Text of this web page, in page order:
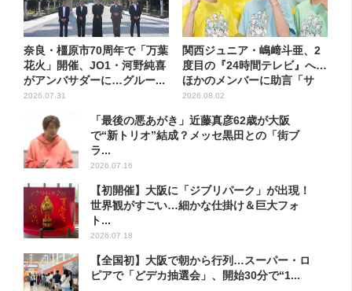
奈良・橿原市70周年で「万葉
花火」開催、JO1・河野純喜
がアンバサダーに…グルー...
2026.07.31
関西ジュニア・嶋﨑斗亜、2
度目の『24時間テレビ』へ…
ほかのメンバーに助言「サ
ポ...
2026.08.02
「最後の悪あがき」近藤真彦62歳が大阪
で“新トリオ”結成？メッセ黒田との「街ブ
ラ...
2026.07.16
【初開催】大阪に「ジブリパーク」が出現！
世界観がすごい…細かな仕掛け＆巨大フォ
ト...
2026.07.18
【全国初】大阪で朝から行列…スーパー・ロ
ピアで「どデカ抽選会」、開始30分で“1...